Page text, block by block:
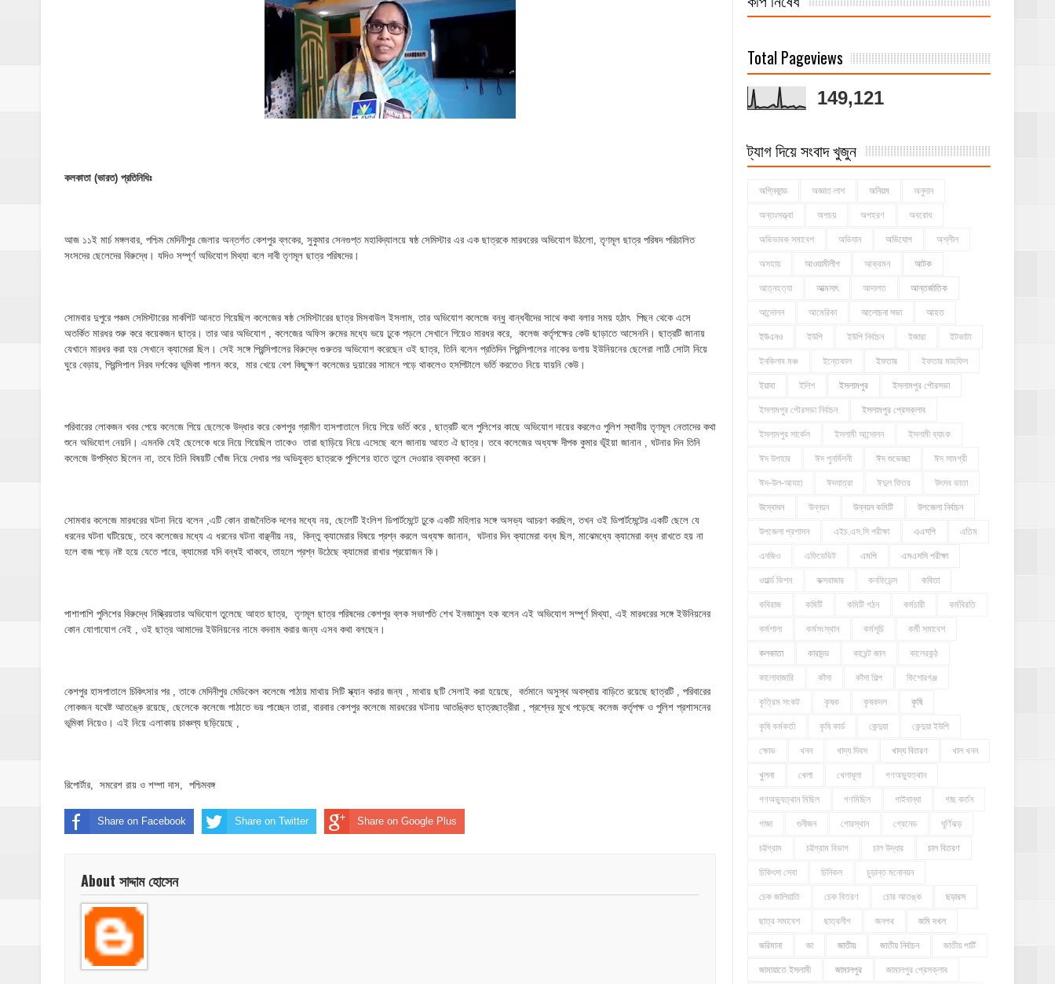
ইসলামপুরে ব্রহ্মপুত্র নদের ভাঙ্গন; চোখের সামনেই ভিটে মাটি হারিয়ে দিশেহারা মানুষ
মনটা আমার কেন যে ভালো লাগে না?- আতিকুর রহমান
ঝিনাইগাতীতে ভাতিজাদের হামলায় চাচী নিহত; হত্যা মামলার প্রস্তুতি
ইসলামপুরে কাঁসা শিল্প উন্নয়ন কমিটি ঘোষণা- সভাপতি উত্তম, সম্পাদক মহাদেব
ইসলামপুরে তৃতীয় লিঙ্গ জনগোষ্ঠীর সক্ষমতা উন্নয়ন বিষয়ক প্রশিক্ষণ অনুষ্ঠিত
মাদকের ব্যাপারে কোনো সুপারিশ চলবে না, বিএনপির হলেও শাস্তি আরও বেশি হবে” — এমপি মাহমুদুল হক রুবেল
​ইসলামপুরে পূর্বশত্রুতার জেরে প্রতিপক্ষের বসতঘরে মধ্যরাতে তাণ্ডব,গরু,স্বর্ণালঙ্কারসহ বিপুল টাকা লুট
‎ইসলামপুর স্বাস্থ্য কমপ্লেক্স ১০১ শয্যায় উন্নীত, বাবু এমপির উন্নয়নের ধারায় স্বাস্থ্যসেবায় নতুন দিগন্ত
কলকাতা (ভারত) প্রতিনিধিঃ
আজ ১১ই মার্চ মঙ্গলবার, পশ্চিম মেদিনীপুর জেলার অন্তর্গত কেশপুর ব্লকের, সুকুমার সেনগুপ্ত মহাবিদ্যালয়ে ষষ্ঠ সেমিস্টার এর এক ছাত্রকে মারধরের অভিযোগ উঠলো, তৃণমূল ছাত্র পরিষদ‌ পরিচালিত
সংসদের ছেলেদের বিরুদ্ধে। যদিও সম্পূর্ণ অভিযোগ মিথ্যা বলে দাবী তৃণমূল ছাত্র পরিষদের।
সোমবার দুপুরে পঞ্চম সেমিস্টারের মার্কশিট আনতে গিয়েছিল কলেজের ষষ্ঠ সেমিস্টারের ছাত্র মিসবাউল ইসলাম, তার অভিযোগ কলেজে বন্ধু বান্ধবীদের সাথে কথা বলার সময় হঠাৎ পিছন থেকে এসে
অতর্কিত মারধর শুরু করে কয়েকজন ছাত্র। তার আর অভিযোগ , কলেজের অফিস রুমের মধ্যে ভয়ে ঢুকে পড়লে সেখানে গিয়েও মারধর করে, কলেজ কর্তৃপক্ষের কেউ ছাড়াতে আসেননি। ছাত্রটি জানায়
যেখানে মারধর করা হয় সেখানে ক্যামেরা ছিল। সেই সঙ্গে প্রিন্সিপালের বিরুদ্ধে গুরুতর অভিযোগ করেছেন ওই ছাত্র, তিনি বলেন প্রতিদিন প্রিন্সিপালের নাকের ডগায় ইউনিয়নের ছেলেরা লাঠি সোটা নিয়ে
ঘুরে বেড়ায়, প্রিন্সিপাল নিরব দর্শকের ভূমিকা পালন করে, মার খেয়ে বেশ কিছুক্ষণ কলেজের দুয়ারের সামনে পড়ে থাকলেও হসপিটালে ভর্তি করতেও নিয়ে যায়নি কেউ।
পরিবারের লোকজন খবর পেয়ে কলেজে গিয়ে ছেলেকে উদ্ধার করে কেশপুর গ্রামীণ হাসপাতালে নিয়ে গিয়ে ভর্তি করে , ছাত্রটি বলে পুলিশের কাছে অভিযোগ দায়ের করলেও পুলিশ স্থানীয় তৃণমূল নেতাদের কথা
শুনে অভিযোগ নেয়নি। এমনকি যেই ছেলেকে ধরে নিয়ে গিয়েছিল তাকেও তারা ছাড়িয়ে নিয়ে এসেছে বলে জানায় আহত ঐ ছাত্র। তবে কলেজের অধ্যক্ষ দীপক কুমার ভূঁইয়া জানান , ঘটনার দিন তিনি
কলেজে উপস্থিত ছিলেন না, তবে তিনি বিষয়টি খোঁজ নিয়ে দেখার পর অভিযুক্ত ছাত্রকে পুলিশের হাতে তুলে দেওয়ার ব্যবস্থা করেন।
সোমবার কলেজে মারধরের ঘটনা নিয়ে বলেন ,এটি কোন রাজনৈতিক দলের মধ্যে নয়, ছেলেটি ইংলিশ ডিপার্টমেন্টে ঢুকে একটি মহিলার সঙ্গে অসভ্য আচরণ করছিল, তখন ওই ডিপার্টমেন্টের একটি ছেলে যে
ধরনের ঘটনা ঘটিয়েছে, তবে কলেজের মধ্যে এ ধরনের ঘটনা বাঞ্ছনীয় নয়, কিন্তু ক্যামেরার বিষয়ে প্রশ্ন করলে অধ্যক্ষ জানান, ঘটনার দিন ক্যামেরা বন্ধ ছিল, মাঝেমধ্যে ক্যামেরা বন্ধ রাখতে হয় না
হলে বাজ পড়ে নষ্ট হয়ে যেতে পারে, ক্যামেরা যদি বন্ধই থাকবে, তাহলে প্রশ্ন উঠেছে ক্যামেরা রাখার প্রয়োজন কি।
পাশাপাশি পুলিশের বিরুদ্ধে নিষ্ক্রিয়তার অভিযোগ তুলেছে আহত ছাত্র, তৃণমূল ছাত্র পরিষদের কেশপুর ব্লক সভাপতি শেখ ইনজামুল হক বলেন এই অভিযোগ সম্পূর্ণ মিথ্যা, এই মারধরের সঙ্গে ইউনিয়নের
কোন যোগাযোগ নেই , ওই ছাত্র আমাদের ইউনিয়নের নামে বদনাম করার জন্য এসব কথা বলছেন।
কেশপুর হাসপাতালে চিকিৎসার পর , তাকে মেদিনীপুর মেডিকেল কলেজে পাঠায় মাথায় সিটি স্ক্যান করার জন্য , মাথায় ছটি সেলাই করা হয়েছে, বর্তমানে অসুস্থ অবস্থায় বাড়িতে রয়েছে ছাত্রটি , পরিবারের
লোকজন যথেষ্ট আতঙ্কে রয়েছে, ছেলেকে কলেজে পাঠাতে ভয় পাচ্ছেন তারা, বারবার কেশপুর কলেজে মারধরের ঘটনায় আতঙ্কিত ছাত্রছাত্রীরা , প্রশ্নের মুখে পড়েছে কলেজ কর্তৃপক্ষ ও পুলিশ প্রশাসনের
ভূমিকা নিয়েও। এই নিয়ে এলাকায় চাঞ্চল্য‌ ছড়িয়েছে ,
রিপোর্টার, সমরেশ রায় ও শম্পা দাস, পশ্চিমবঙ্গ
Share on Facebook Share on Twitter Share on Google Plus
About সাদ্দাম হোসেন
Total Pageviews
149,121
ট্যাগ দিয়ে সংবাদ খুজুন
অগ্নিকান্ড অজ্ঞাত লাশ অনিয়ম অনুদান
অন্তঃসত্ত্বা অপচয় অপহরণ অবরোধ
অভিভাবক সমাবেশ অভিযান অভিযোগ অশ্লীল
অসহায় আওয়ামীলীগ আক্রমন আটক
আত্নহত্যা আত্মসাৎ আদালত আন্তর্জাতিক
আন্দোলন আমেরিকা আলোচনা সভা আহত
ইউএনও ইউপি ইউপি নির্বাচন ইজারা ইটভাটা
ইনকিলাব মঞ্চ ইন্তেকাল ইফতার ইফতার মাহফিল
ইয়াবা ইলিশ ইসলামপুর ইসলামপুর পৌরসভা
ইসলামপুর পৌরসভা নির্বাচন ইসলামপুর প্রেসক্লাব
ইসলামপুর সার্কেল ইসলামী আন্দোলন ইসলামী ব্যাংক
ঈদ উপহার ঈদ পুনর্মিলনী ঈদ শুভেচ্ছা ঈদ সামগ্রী
ঈদ-উল-আযহা ঈদযাত্রা ঈদুল ফিতর উৎসব ভাতা
উদ্বোধন উন্নয়ন উন্নয়ন কমিটি উপজেলা নির্বাচন
উপজেলা প্রশাসন এইচ.এস.সি পরীক্ষা এএসপি এতিম
এনজিও এফিডেভিট এমপি এসএসসি পরীক্ষা
ওয়ার্ল্ড ভিশন কক্সবাজার কনফিডেন্স কবিতা
কবিরাজ কমিটি কমিটি গঠন কর্মচারী কর্মবিরতি
কর্মশালা কর্মসংস্থান কর্মসূচি কর্মী সমাবেশ
কলকাতা কারাদন্ড কারেন্ট জাল কালেরকন্ঠ
কালোবাজারি কাঁসা কাঁসা শিল্প কিশোরগঞ্জ
কৃত্রিম সংকট কৃষক কৃষকদল কৃষি
কৃষি কর্মকর্তা কৃষি কার্ড কেন্দুয়া কেন্দুয়া ইউপি
ক্ষোভ খনন খাদ্য দিবস খাদ্য বিতরণ খাল খনন
খুলনা খেলা খেলাধূলা গণঅভ্যুত্থান
গণঅভ্যুত্থান মিছিল গণমিছিল গাইবান্ধা গাছ কর্তন
গাজা গুনীজন গোরস্থান গ্রেনেড ঘূর্ণিঝড়
চট্টগ্রাম চট্টগ্রাম বিভাগ চাল উদ্ধার চাল বিতরণ
চিকিৎসা সেবা চিনিকল চুড়ান্ত মনোনয়ন
চেক জালিয়াতি চেক বিতরণ চোর আতঙ্ক ছড়ারস
ছাত্র সমাবেশ ছাত্রলীগ জনপথ জমি দখল
জরিমানা জা জাতীয় জাতীয় নির্বাচন জাতীয় পার্টি
জামায়াতে ইসলামী জামালপুর জামালপুর প্রেসক্লাব